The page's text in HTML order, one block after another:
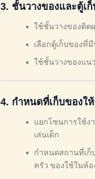
3. ชั้นวางของและตู้เ
ใช้ชั้นวางของติด
เลือกตู้เก็บของที่
ใช้ชั้นวางของแน
4. กำหนดที่เก็บของใ
แยกโซนการใช้ง
เล่นเด็ก
กำหนดสถานที่เก็
ครัว ของใช้ในห้